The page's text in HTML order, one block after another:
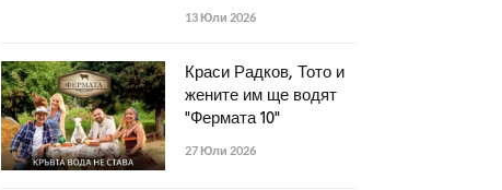
13 Юли 2026
Краси Радков, Тото и
жените им ще водят
"Фермата 10"
27 Юли 2026